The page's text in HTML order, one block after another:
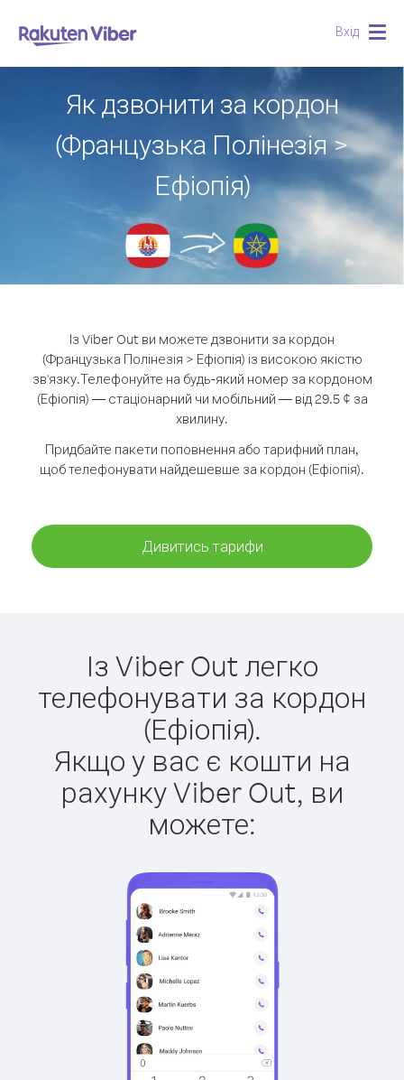
Вхід
Як дзвонити за кордон
(Французька Полінезія >
Ефіопія)
Із Viber Out ви можете дзвонити за кордон
(Французька Полінезія > Ефіопія) із високою якістю
зв'язку.Телефонуйте на будь-який номер за кордоном
(Ефіопія) — стаціонарний чи мобільний — від 29.5 ¢ за
хвилину.
Придбайте пакети поповнення або тарифний план,
щоб телефонувати найдешевше за кордон (Ефіопія).
Дивитись тарифи
Із Viber Out легко
телефонувати за кордон
(Ефіопія).
Якщо у вас є кошти на
рахунку Viber Out, ви
можете: